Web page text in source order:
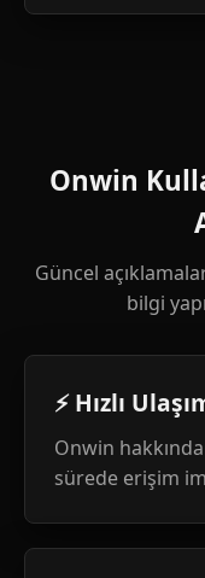
Onwin
Güncel
bilgi
⚡ Hızlı
Onwin
sürede erişim